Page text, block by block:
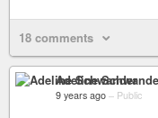
18 comments
Adeline
9 years ago – Public